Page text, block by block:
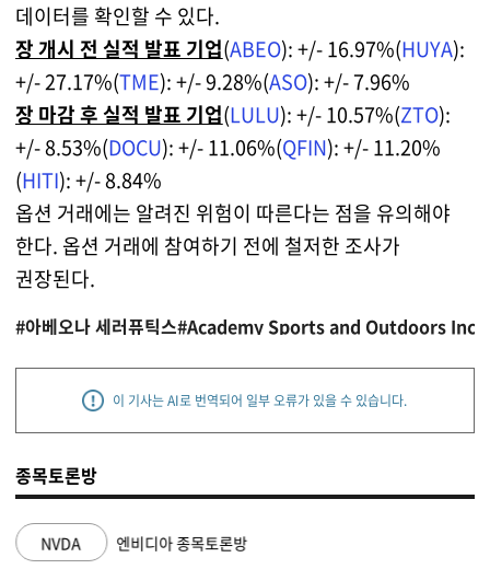
데이터를 확인할 수 있다.
장 개시 전 실적 발표 기업(ABEO): +/- 16.97%(HUYA):
+/- 27.17%(TME): +/- 9.28%(ASO): +/- 7.96%
장 마감 후 실적 발표 기업(LULU): +/- 10.57%(ZTO):
+/- 8.53%(DOCU): +/- 11.06%(QFIN): +/- 11.20%
(HITI): +/- 8.84%
옵션 거래에는 알려진 위험이 따른다는 점을 유의해야
한다. 옵션 거래에 참여하기 전에 철저한 조사가
권장된다.
#아베오나 세러퓨틱스#Academy Sports and Outdoors Inc
이 기사는 AI로 번역되어 일부 오류가 있을 수 있습니다.
종목토론방
NVDA 엔비디아 종목토론방